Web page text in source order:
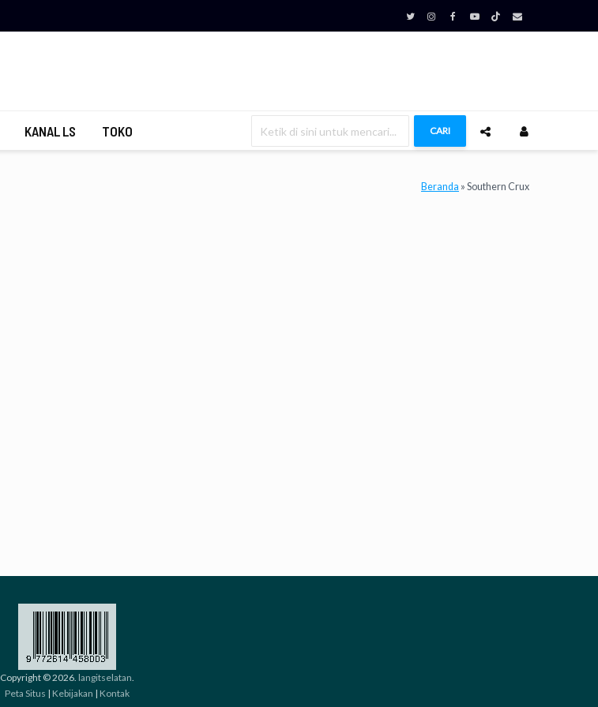
KANAL LS TOKO CARI
Beranda » Southern Crux
Copyright © 2026. langitselatan.
Peta Situs | Kebijakan | Kontak